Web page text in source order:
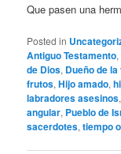
Que pasen una
Posted in
Antiguo Testamento,
de Dios, Dueño de
frutos,Hijo amado,
labradores asesinos
angular, Pueblo de
sacerdotes,tiempo